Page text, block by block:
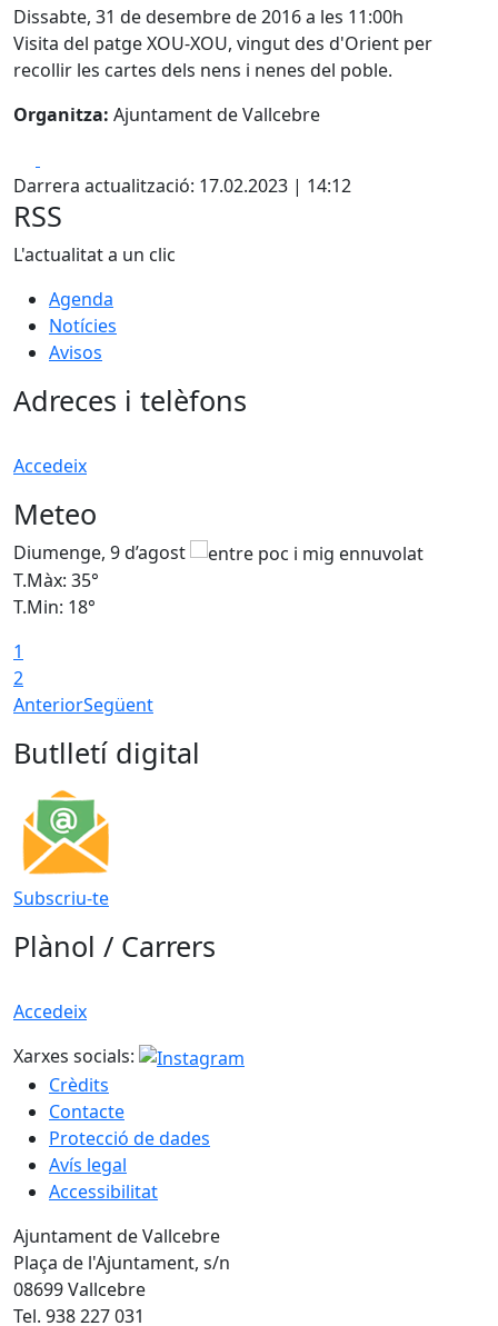
Dissabte, 31 de desembre de 2016 a les 11:00h
Visita del patge XOU-XOU, vingut des d'Orient per
recollir les cartes dels nens i nenes del poble.
Organitza: Ajuntament de Vallcebre
Darrera actualització: 17.02.2023 | 14:12
RSS
L'actualitat a un clic
Agenda
Notícies
Avisos
Adreces i telèfons
Accedeix
Meteo
Diumenge, 9 d’agost
T.Màx: 35°
T.Min: 18°
1
2
AnteriorSegüent
Butlletí digital
Subscriu-te
Plànol / Carrers
Accedeix
Xarxes socials:
Crèdits
Contacte
Protecció de dades
Avís legal
Accessibilitat
Ajuntament de Vallcebre
Plaça de l'Ajuntament, s/n
08699 Vallcebre
Tel. 938 227 031